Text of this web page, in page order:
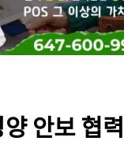
안보 협력